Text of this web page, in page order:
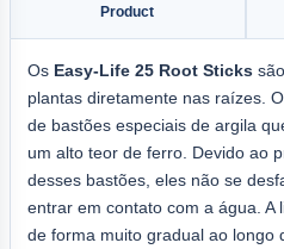
Product
Os Easy-Life 25 Root Sticks
plantas diretamente nas raízes.
de bastões especiais de argila
um alto teor de ferro. Devido ao
desses bastões, eles não se
entrar em contato com a água.
de forma muito gradual ao longo